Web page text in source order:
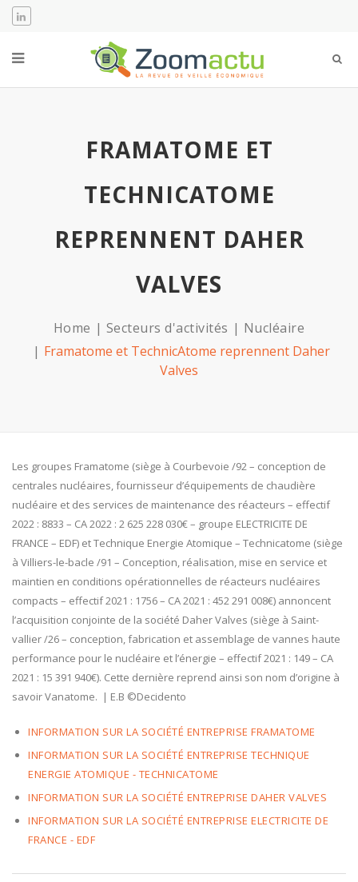
FRAMATOME ET
TECHNICATOME
REPRENNENT DAHER
VALVES
Home Secteurs d'activités
Nucléaire
Framatome et TechnicAtome reprennent Daher
Valves
Les groupes Framatome (siège à Courbevoie /92 – conception de
centrales nucléaires, fournisseur d’équipements de chaudière
nucléaire et des services de maintenance des réacteurs – effectif
2022 : 8833 – CA 2022 : 2 625 228 030€ – groupe ELECTRICITE DE
FRANCE – EDF) et Technique Energie Atomique – Technicatome (siège
à Villiers-le-bacle /91 – Conception, réalisation, mise en service et
maintien en conditions opérationnelles de réacteurs nucléaires
compacts – effectif 2021 : 1756 – CA 2021 : 452 291 008€) annoncent
l’acquisition conjointe de la société Daher Valves (siège à Saint-
vallier /26 – conception, fabrication et assemblage de vannes haute
performance pour le nucléaire et l’énergie – effectif 2021 : 149 – CA
2021 : 15 391 940€). Cette dernière reprend ainsi son nom d’origine à
savoir Vanatome. | E.B ©Decidento
INFORMATION SUR LA SOCIÉTÉ ENTREPRISE FRAMATOME
INFORMATION SUR LA SOCIÉTÉ ENTREPRISE TECHNIQUE
ENERGIE ATOMIQUE - TECHNICATOME
INFORMATION SUR LA SOCIÉTÉ ENTREPRISE DAHER VALVES
INFORMATION SUR LA SOCIÉTÉ ENTREPRISE ELECTRICITE DE
FRANCE - EDF